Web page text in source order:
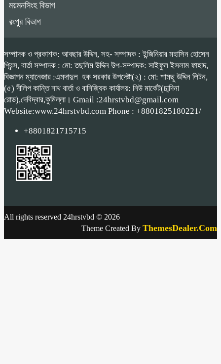
ময়মনসিংহ বিভাগ
রংপুর বিভাগ
সম্পাদক ও প্রকাশক: আবছার উদ্দিন, সহ- সম্পাদক : ইন্জিনিয়ার মহাসিন হোসেন
প্রিন্স, বার্তা সম্পাদক : মো: তছলিম উদ্দিন উপ-সম্পাদক: সাইফুল ইসলাম ফাহাদ,
বিজ্ঞাপন ম্যানেজার :এমদাদুল হক সরকার উপদেষ্টা(২) : মো: শামছু উদ্দিন লিটন,
(৫) দীলিপ কান্তি নাথ বার্তা ও বানিজ্যিক কার্যালয়: নিউ মার্কেট(চান্দিনা
রোড),দেবিদ্বার,কুমিল্লা। Gmail :24hrstvbd@gmail.com
Website:www.24hrstvbd.com Phone : +8801825180221/
+8801821715715
All rights reserved 24hrstvbd © 2026
Theme Created By ThemesDealer.Com